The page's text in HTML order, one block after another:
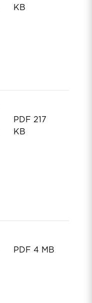
KB
PDF 217
KB
PDF 4 MB